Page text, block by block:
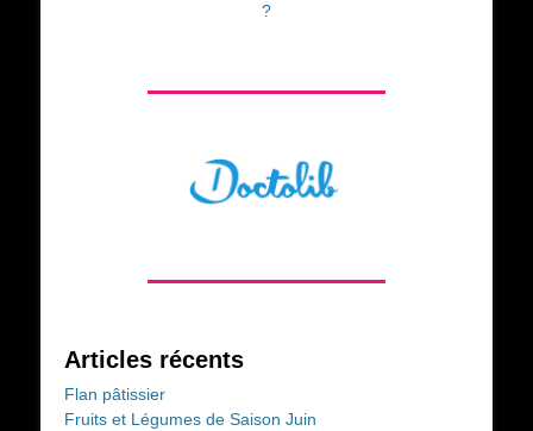
?
Articles récents
Flan pâtissier
Fruits et Légumes de Saison Juin